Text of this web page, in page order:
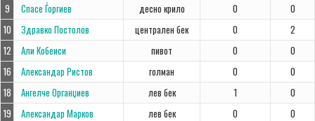
9
Спасе Ѓоргиев десно крило 0
0
10
Здравко Постолов централен бек 0
2
12
Али Кобеиси пивот 0
0
16
Александар Ристов голман 0
0
18
Ангелче Органџиев лев бек 1
0
19
Александар Марков лев бек 0
0